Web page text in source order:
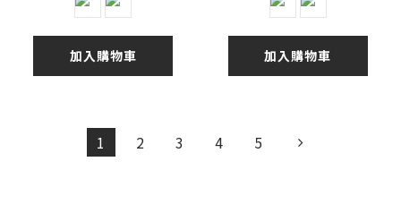
加入購物車 加入購物車
1 2 3 4 5